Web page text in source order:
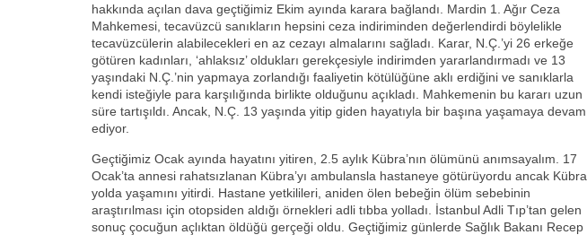
hakkında açılan dava geçtiğimiz Ekim ayında karara bağlandı. Mardin 1. Ağır Ceza
Mahkemesi, tecavüzcü sanıkların hepsini ceza indiriminden değerlendirdi böylelikle
tecavüzcülerin alabilecekleri en az cezayı almalarını sağladı. Karar, N.Ç.’yi 26 erkeğe
götüren kadınları, ‘ahlaksız’ oldukları gerekçesiyle indirimden yararlandırmadı ve 13
yaşındaki N.Ç.’nin yapmaya zorlandığı faaliyetin kötülüğüne aklı erdiğini ve sanıklarla
kendi isteğiyle para karşılığında birlikte olduğunu açıkladı. Mahkemenin bu kararı uzun
süre tartışıldı. Ancak, N.Ç. 13 yaşında yitip giden hayatıyla bir başına yaşamaya devam
ediyor.
Geçtiğimiz Ocak ayında hayatını yitiren, 2.5 aylık Kübra’nın ölümünü anımsayalım. 17
Ocak’ta annesi rahatsızlanan Kübra’yı ambulansla hastaneye götürüyordu ancak Kübra
yolda yaşamını yitirdi. Hastane yetkilileri, aniden ölen bebeğin ölüm sebebinin
araştırılması için otopsiden aldığı örnekleri adli tıbba yolladı. İstanbul Adli Tıp’tan gelen
sonuç çocuğun açlıktan öldüğü gerçeği oldu. Geçtiğimiz günlerde Sağlık Bakanı Recep